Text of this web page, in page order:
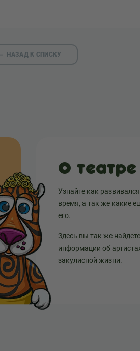
НАЗАД К СПИСКУ
О театре
Узнайте как
время, а так же какие
его.
Здесь вы так же
информации об
закулисной жизни.